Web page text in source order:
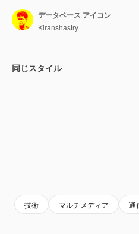
データベース アイコン
Kiranshastry
同じスタイル
技術 マルチメディア 通